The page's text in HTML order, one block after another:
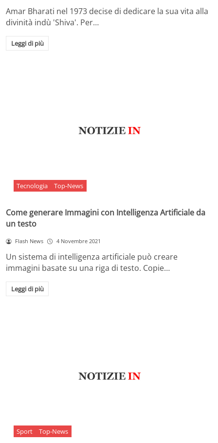
Amar Bharati nel 1973 decise di dedicare la sua vita alla
divinità indù 'Shiva'. Per…
Leggi di più
Tecnologia Top-News
Come generare Immagini con Intelligenza Artificiale da
un testo
Flash News 4 Novembre 2021
Un sistema di intelligenza artificiale può creare
immagini basate su una riga di testo. Copie…
Leggi di più
Sport Top-News